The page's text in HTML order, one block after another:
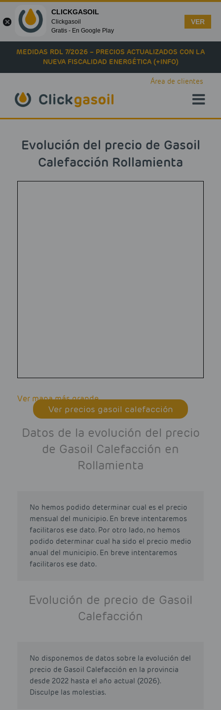
Skip to main content
MEDIDAS RDL 7/2026 – PRECIOS ACTUALIZADOS CON LA
NUEVA FISCALIDAD ENERGÉTICA (+INFO)
Área de clientes
Evolución del precio de Gasoil
Calefacción Rollamienta
Ver mapa más grande
Ver precios gasoil calefacción
Datos de la evolución del precio
de Gasoil Calefacción en
Rollamienta
No hemos podido determinar cual es el precio
mensual del municipio. En breve intentaremos
facilitaros ese dato. Por otro lado, no hemos
podido determinar cual ha sido el precio medio
anual del municipio. En breve intentaremos
facilitaros ese dato.
Evolución de precio de Gasoil
Calefacción
No disponemos de datos sobre la evolución del
precio de Gasoil Calefacción en la provincia
desde 2022 hasta el año actual (2026).
Disculpe las molestias.
CLICKGASOIL
Clickgasoil
Gratis - En Google Play
VER